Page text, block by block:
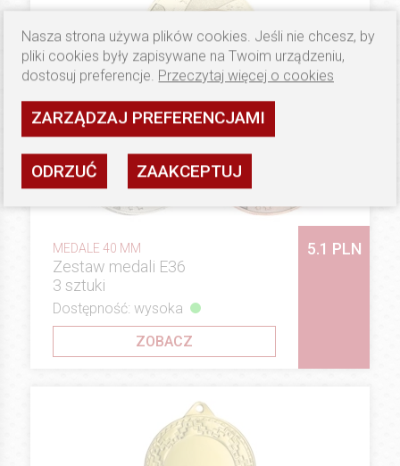
MEDALE 40 MM
Zestaw medali E36
3 sztuki
5.1 PLN
Dostępność: wysoka
ZOBACZ
Nasza strona używa plików cookies. Jeśli nie chcesz, by
pliki cookies były zapisywane na Twoim urządzeniu,
dostosuj preferencje. Przeczytaj więcej o cookies
ZARZĄDZAJ PREFERENCJAMI
ODRZUĆ ZAAKCEPTUJ